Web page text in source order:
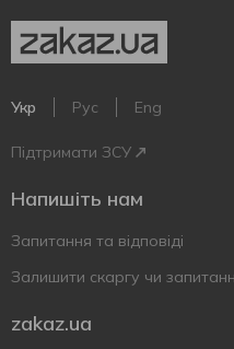
Укр Рус Eng
Підтримати ЗСУ
Напишіть нам
Запитання та відповіді
Залишити скаргу чи
zakaz.ua